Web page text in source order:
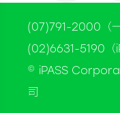
(07)791-2000（一
(02)6631-5190（
© iPASS
司